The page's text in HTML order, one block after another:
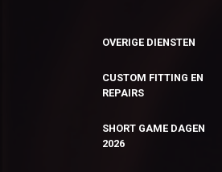
OVERIGE DIENSTEN
CUSTOM FITTING EN
REPAIRS
SHORT GAME DAGEN
2026